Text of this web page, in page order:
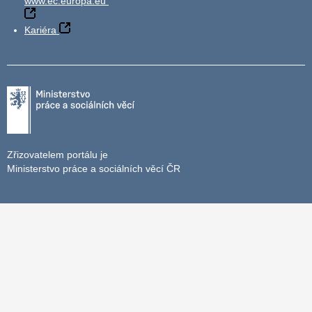
Kariéra
Zřizovatelem portálu je
Ministerstvo práce a sociálních věcí ČR